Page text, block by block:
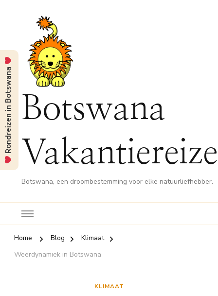
Botswana
Botswana, een droombestemming voor elke natuurliefhebber.
Home Blog
Klimaat
Weerdynamiek in Botswana
KLIMAAT
Rondreizen in Botswana